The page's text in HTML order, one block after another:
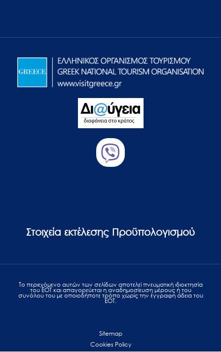
Στοιχεία εκτέλεσης Προϋπολογισμού
Το περιεχόμενο αυτών των σελίδων αποτελεί πvευματική ιδιοκτησία
του ΕΟΤ και απαγορεύεται η αναδημοσίευση μέρους ή του
συνόλου του με οποιοδήποτε τρόπο χωρίς την έγγραφη άδεια του
ΕΟΤ.
Sitemap
Cookies Policy